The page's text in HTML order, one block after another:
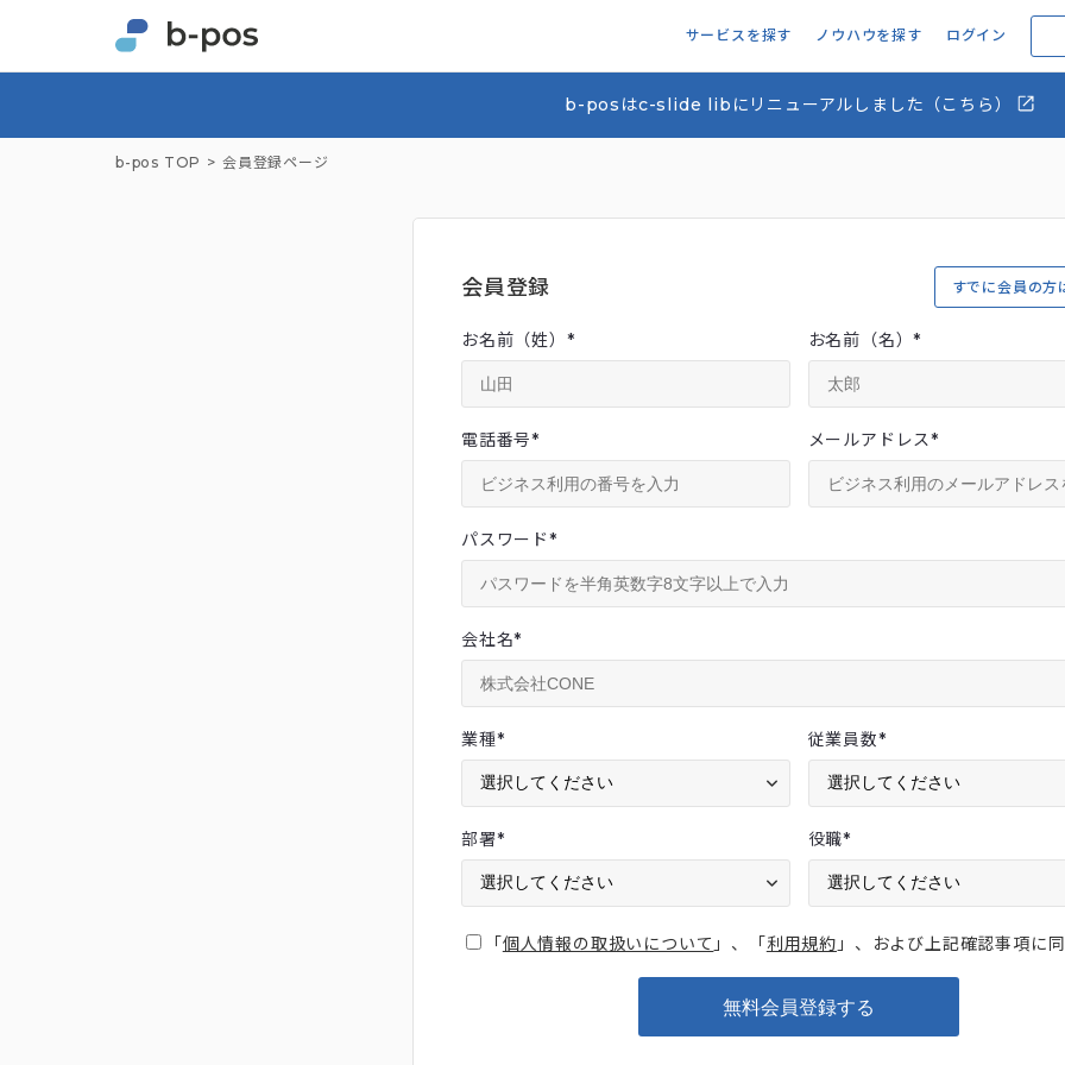
サービスを探す ノウハウを探す ログイン
b-posはc-slide libにリニューアルしました（こちら）
b-pos TOP 会員登録ページ
会員登録 すでに会員の方
お名前（姓） * お名前（名）*
電話番号* メールアドレス*
パスワード*
会社名*
業種* 従業員数*
部署* 役職*
「 個人情報の取扱いについて 」、「 利用規約 」、および上記確認事項に